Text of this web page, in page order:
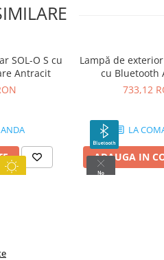
SOL-O S cu
Antracit
Lampă de exterior
cu Bluetooth
733,12
LA
ADAUGA IN